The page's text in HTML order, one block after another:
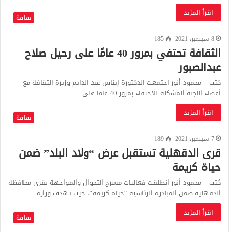
اقرأ المزيد
ثقافة
8 سبتمبر، 2021
185
الثقافة تحتفي بمرور 40 عامًا على رحيل صلاح
عبدالصبور
كتب – محمود أنور اجتمعت الدكتورة إيناس عبد الدايم وزيرة الثقافة مع
أعضاء اللجنة المشكلة للاحتفاء بمرور 40 عاما على…
اقرأ المزيد
ثقافة
7 سبتمبر، 2021
189
قرى الدقهلية تستقبل عرض “ولاد البلد” ضمن
حياة كريمة
كتب – محمود أنور انطلقت فعاليات مسرح التجوال والمواجهة بقرى محافظة
الدقهلية ضمن المبادرة الرئاسية “حياة كريمة”، حيث تهدف وزارة…
اقرأ المزيد
ثقافة